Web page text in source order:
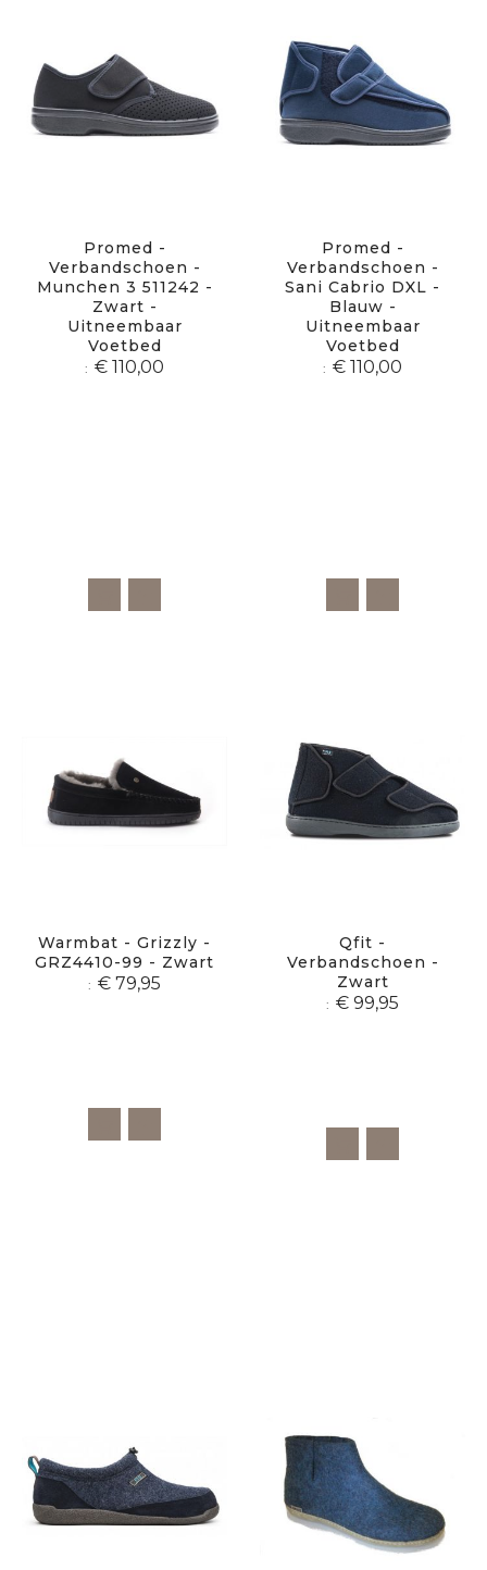
Promed -
Verbandschoen -
Munchen 3 511242 -
Zwart -
Uitneembaar
Voetbed
€ 110,00
Promed -
Verbandschoen -
Sani Cabrio DXL -
Blauw -
Uitneembaar
Voetbed
€ 110,00
Warmbat - Grizzly -
GRZ4410-99 - Zwart
€ 79,95
Qfit -
Verbandschoen -
Zwart
€ 99,95